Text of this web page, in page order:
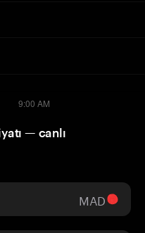
— canlı
MAD